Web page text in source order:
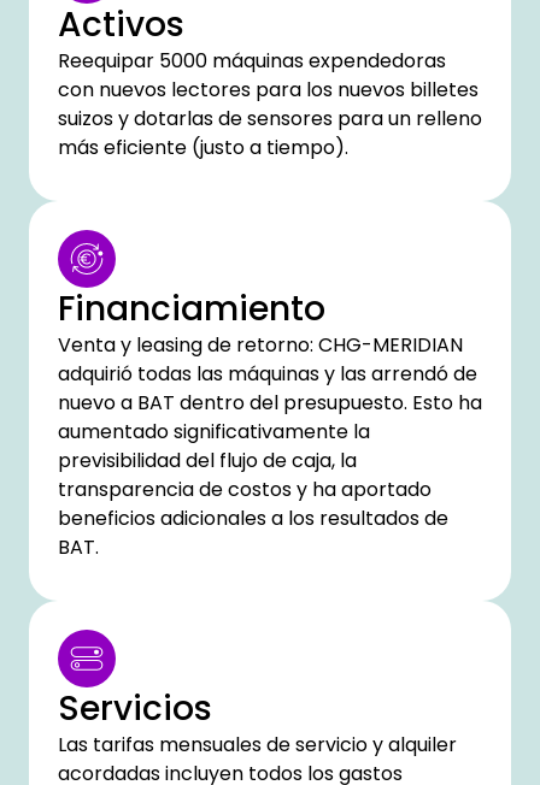
Activos
Reequipar 5000 máquinas expendedoras
con nuevos lectores para los nuevos billetes
suizos y dotarlas de sensores para un relleno
más eficiente (justo a tiempo).
Financiamiento
Venta y leasing de retorno: CHG-MERIDIAN
adquirió todas las máquinas y las arrendó de
nuevo a BAT dentro del presupuesto. Esto ha
aumentado significativamente la
previsibilidad del flujo de caja, la
transparencia de costos y ha aportado
beneficios adicionales a los resultados de
BAT.
Servicios
Las tarifas mensuales de servicio y alquiler
acordadas incluyen todos los gastos